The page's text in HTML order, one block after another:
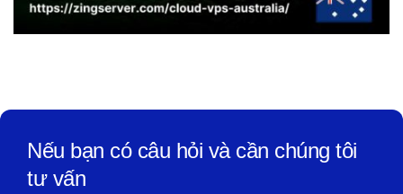
Nếu bạn có câu hỏi và cần chúng tôi
tư vấn